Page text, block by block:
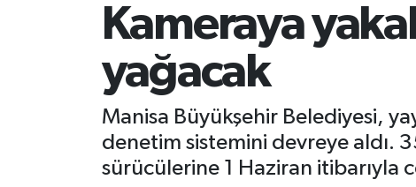
Kameraya
yağacak
Manisa Büyükşehir Belediyesi,
denetim sistemini devreye aldı.
sürücülerine 1 Haziran itibarıyla
Bilim Teknoloji
Advertising news
Canlı Maç
Tüm Manşetler
Son Dakika Haberleri
Haber Arşivi